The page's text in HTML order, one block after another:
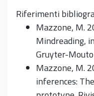
Riferimenti
Mazzone, M.
Mindreading,
Gruyter-
Mazzone, M.
inferences: